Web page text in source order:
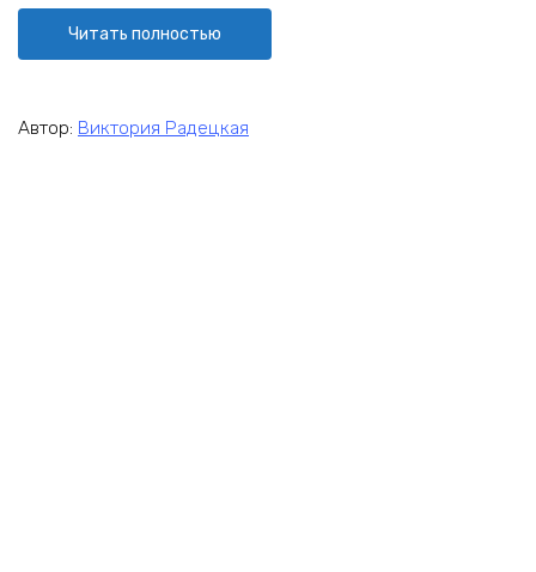
Читать полностью
Автор: Виктория Радецкая